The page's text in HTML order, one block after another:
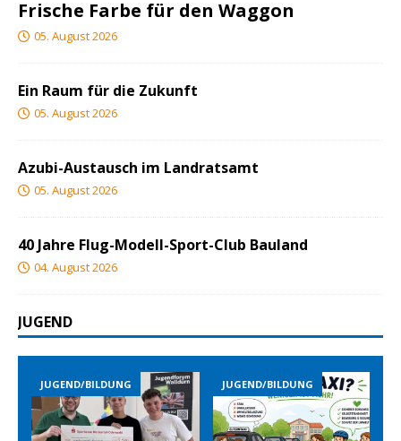
Frische Farbe für den Waggon
05. August 2026
Ein Raum für die Zukunft
05. August 2026
Azubi-Austausch im Landratsamt
05. August 2026
40 Jahre Flug-Modell-Sport-Club Bauland
04. August 2026
JUGEND
JUGEND/BILDUNG JUGEND/BILDUNG